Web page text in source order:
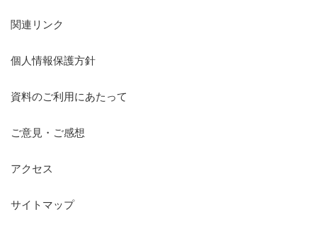
関連リンク
個人情報保護方針
資料のご利用にあたって
ご意見・ご感想
アクセス
サイトマップ